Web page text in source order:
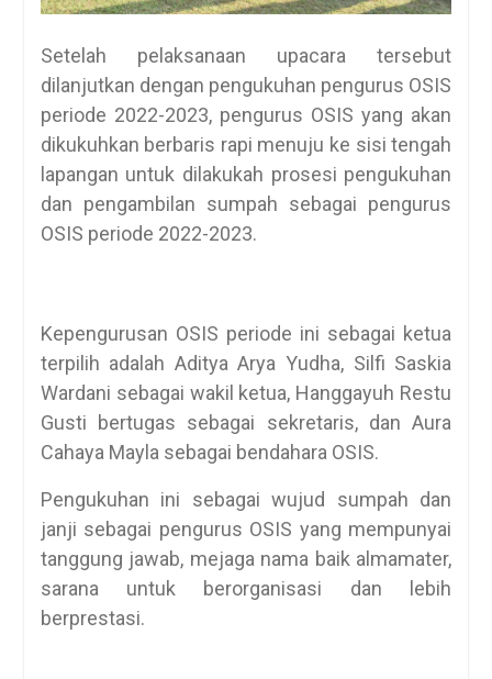
Setelah pelaksanaan upacara tersebut
dilanjutkan dengan pengukuhan pengurus OSIS
periode 2022-2023, pengurus OSIS yang akan
dikukuhkan berbaris rapi menuju ke sisi tengah
lapangan untuk dilakukah prosesi pengukuhan
dan pengambilan sumpah sebagai pengurus
OSIS periode 2022-2023.
Kepengurusan OSIS periode ini sebagai ketua
terpilih adalah Aditya Arya Yudha, Silfi Saskia
Wardani sebagai wakil ketua, Hanggayuh Restu
Gusti bertugas sebagai sekretaris, dan Aura
Cahaya Mayla sebagai bendahara OSIS.
Pengukuhan ini sebagai wujud sumpah dan
janji sebagai pengurus OSIS yang mempunyai
tanggung jawab, mejaga nama baik almamater,
sarana untuk berorganisasi dan lebih
berprestasi.